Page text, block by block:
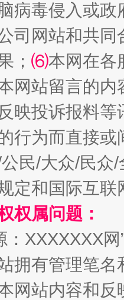
"炒
病毒侵入或
司网站和共
； ⑹本网在各
网站留言的内
映投诉报料
行为而直接
民/大众/民
定和国际互
权属问题：
：XXXXXXX
拥有管理笔
网站内容和